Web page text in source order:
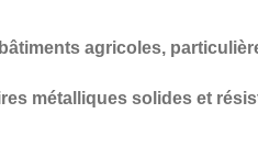
agricoles,
métalliques solides et